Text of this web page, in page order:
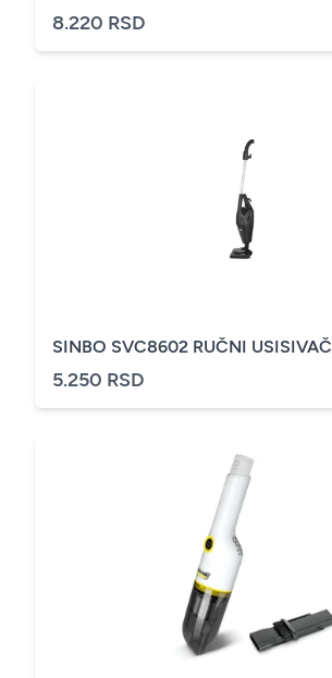
8.220 RSD
SINBO SVC8602 RUČNI USISIVAČ
5.250 RSD